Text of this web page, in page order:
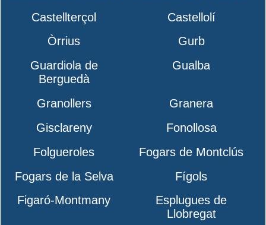
Castellterçol
Castellolí
Òrrius
Gurb
Guardiola de
Berguedà
Gualba
Granollers
Granera
Gisclareny
Fonollosa
Folgueroles
Fogars de Montclús
Fogars de la Selva
Fígols
Figaró-Montmany
Esplugues de
Llobregat